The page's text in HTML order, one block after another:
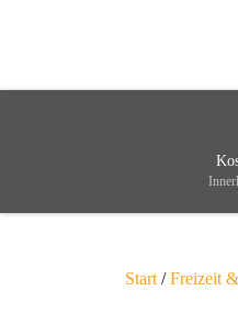
Start /Freizeit